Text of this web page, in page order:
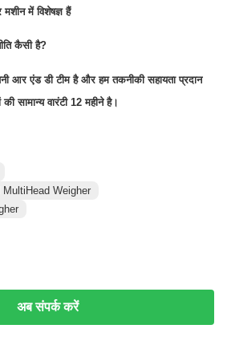
में विशेषज्ञ हैं
कैसी है?
आर एंड डी टीम है और हम तकनीकी सहायता प्रदान
सामान्य वारंटी 12 महीने है।
Weigher
अब संपर्क करें